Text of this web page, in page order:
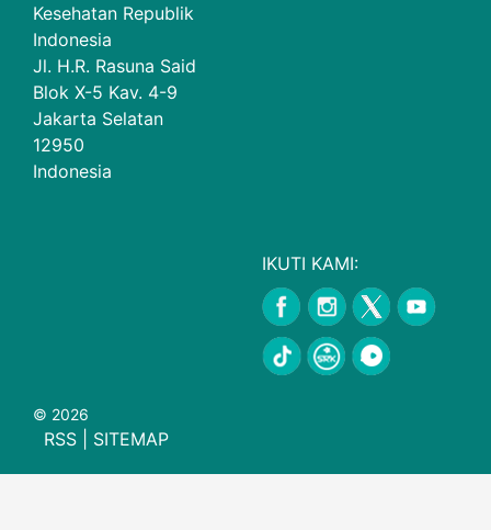
Kesehatan Republik
Indonesia
Jl. H.R. Rasuna Said
Blok X-5 Kav. 4-9
Jakarta Selatan
12950
Indonesia
IKUTI KAMI:
© 2026
RSS SITEMAP